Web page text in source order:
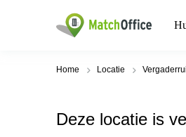
Home Locatie
Deze locatie is